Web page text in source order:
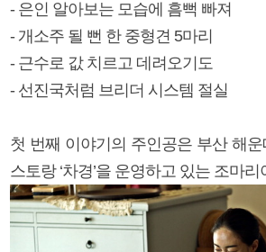
- 은인 알아보는 모습에 흠뻑 빠져
- 개소주 될 뻔 한 중형견 5마리
- 근수로 값 치르고 데려오기도
- 선진국처럼 브리더 시스템 절실
첫 번째 이야기의 주인공은 부산 해
스토랑 ‘차경’을 운영하고 있는 조마